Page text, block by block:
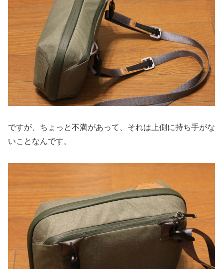
ですが、ちょっと不満があって、それは上側に持ち手がな
いことなんです。